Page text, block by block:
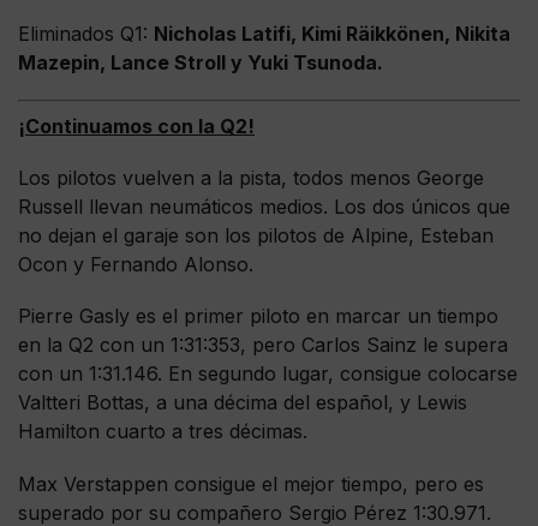
Eliminados Q1: Nicholas Latifi, Kimi Räikkönen, Nikita
Mazepin, Lance Stroll y Yuki Tsunoda.
¡Continuamos con la Q2!
Los pilotos vuelven a la pista, todos menos George
Russell llevan neumáticos medios. Los dos únicos que
no dejan el garaje son los pilotos de Alpine, Esteban
Ocon y Fernando Alonso.
Pierre Gasly es el primer piloto en marcar un tiempo
en la Q2 con un 1:31:353, pero Carlos Sainz le supera
con un 1:31.146. En segundo lugar, consigue colocarse
Valtteri Bottas, a una décima del español, y Lewis
Hamilton cuarto a tres décimas.
Max Verstappen consigue el mejor tiempo, pero es
superado por su compañero Sergio Pérez 1:30.971.